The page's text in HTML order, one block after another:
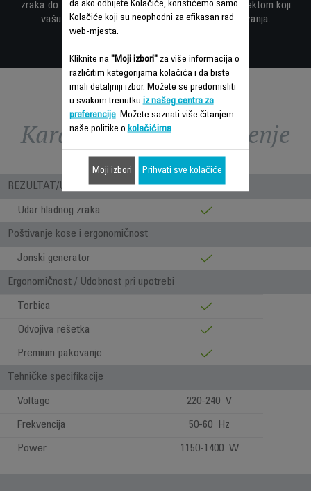
zraka do 170 km/h i češljem za ravnanje s Coanda efektom koji
vašu kosu čini glatkom i sjajnom uz manje kovrdžanja.
Karakteristike - Poređenje
REZULTAT/UPOTREBA
Udar hladnog zraka
Poštivanje kose i ergonomičnost
Jonski generator
Ergonomičnost / Udobnost pri upotrebi
Torbica
Odvojiva rešetka
Premium pakovanje
Tehničke specifikacije
Voltage 220-240 V
Frekvencija 50-60 Hz
Power 1150-1400 W
da ako odbijete Kolačiće, koristićemo samo
Kolačiće koji su neophodni za efikasan rad
web-mjesta.
Kliknite na "Moji izbori"za više informacija o
različitim kategorijama kolačića i da biste
imali detaljniji izbor. Možete se predomisliti
u svakom trenutku iz našeg centra za
preferencije. Možete saznati više čitanjem
naše politike o kolačićima.
Moji izbori Prihvati sve kolačiće